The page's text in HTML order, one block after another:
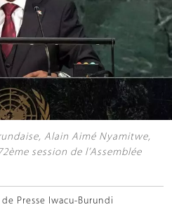
Alain Aimé Nyamitwe,
session de l’Assemblée
Presse Iwacu-Burundi